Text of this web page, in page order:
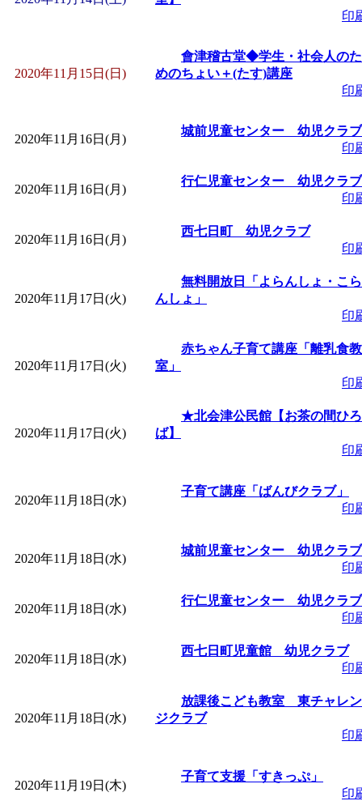
印
2020年11月15日(日)
會津稽古堂◆学生・社会人のた
めのちょい＋(たす)講座
印
2020年11月16日(月)
城前児童センター 幼児クラブ
印
2020年11月16日(月)
行仁児童センター 幼児クラブ
印
2020年11月16日(月)
西七日町 幼児クラブ
印
2020年11月17日(火)
無料開放日「よらんしょ・こら
んしょ」
印
2020年11月17日(火)
赤ちゃん子育て講座「離乳食教
室」
印
2020年11月17日(火)
★北会津公民館【お茶の間ひろ
ば】
印
2020年11月18日(水)
子育て講座「ばんびクラブ」
印
2020年11月18日(水)
城前児童センター 幼児クラブ
印
2020年11月18日(水)
行仁児童センター 幼児クラブ
印
2020年11月18日(水)
西七日町児童館 幼児クラブ
印
2020年11月18日(水)
放課後こども教室 東チャレン
ジクラブ
印
2020年11月19日(木)
子育て支援「すきっぷ」
印